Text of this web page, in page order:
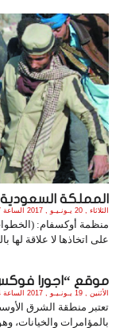
المملكة
الثلاثاء , 20 يـونـيـو , 2017 الساعة 10:52:27 PM
منظمة أوكسفام:
على اتخاذها لا علاقة لها
موقع “اجورا
الأثنين , 19 يـونـيـو , 2017 الساعة 10:46:24 PM
تعتبر منطقة الشرق
بالمؤامرات والخيانات،